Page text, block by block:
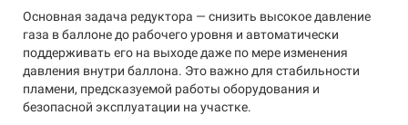
Основная задача редуктора — снизить высокое давление
газа в баллоне до рабочего уровня и автоматически
поддерживать его на выходе даже по мере изменения
давления внутри баллона. Это важно для стабильности
пламени, предсказуемой работы оборудования и
безопасной эксплуатации на участке.